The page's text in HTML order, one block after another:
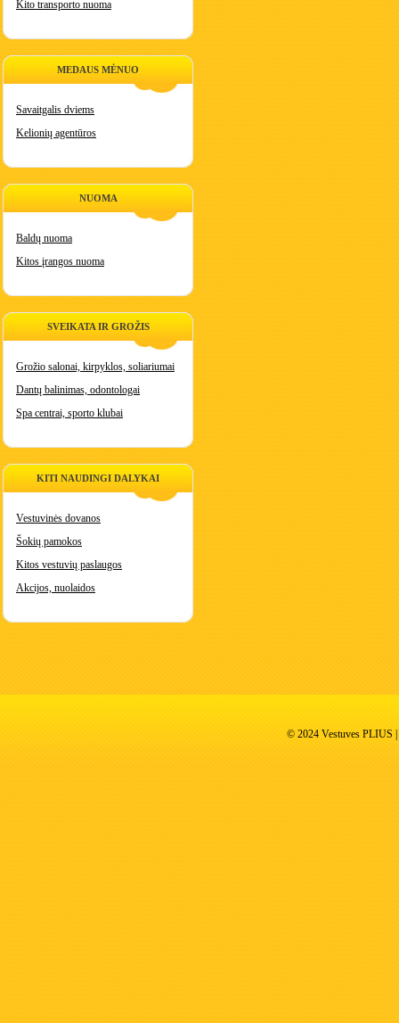
Kito transporto nuoma
MEDAUS MĖNUO
Savaitgalis dviems
Kelionių agentūros
NUOMA
Baldų nuoma
Kitos įrangos nuoma
SVEIKATA IR GROŽIS
Grožio salonai, kirpyklos, soliariumai
Dantų balinimas, odontologai
Spa centrai, sporto klubai
KITI NAUDINGI DALYKAI
Vestuvinės dovanos
Šokių pamokos
Kitos vestuvių paslaugos
Akcijos, nuolaidos
© 2024 Vestuves PLIUS